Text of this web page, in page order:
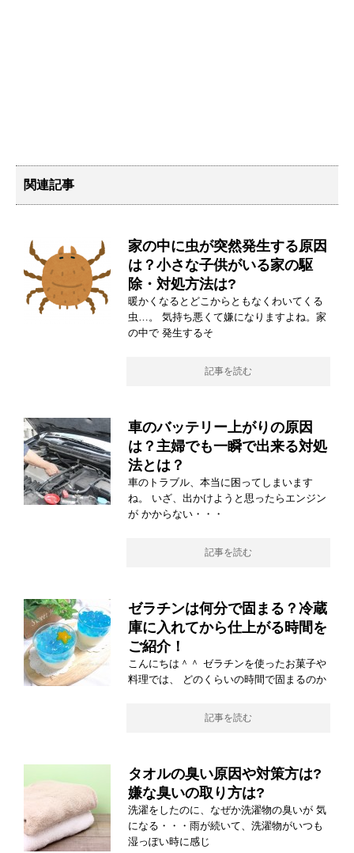
関連記事
家の中に虫が突然発生する原因
は？小さな子供がいる家の駆
除・対処方法は?
暖かくなるとどこからともなくわいてくる
虫…。 気持ち悪くて嫌になりますよね。家
の中で 発生するそ
記事を読む
車のバッテリー上がりの原因
は？主婦でも一瞬で出来る対処
法とは？
車のトラブル、本当に困ってしまいます
ね。 いざ、出かけようと思ったらエンジン
が かからない・・・
記事を読む
ゼラチンは何分で固まる？冷蔵
庫に入れてから仕上がる時間を
ご紹介！
こんにちは＾＾ ゼラチンを使ったお菓子や
料理では、 どのくらいの時間で固まるのか
記事を読む
タオルの臭い原因や対策方は?
嫌な臭いの取り方は?
洗濯をしたのに、なぜか洗濯物の臭いが 気
になる・・・雨が続いて、洗濯物がいつも
湿っぽい時に感じ